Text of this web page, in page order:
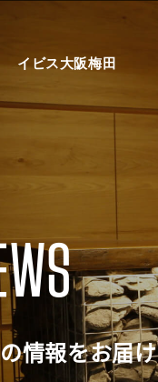
イビス大阪梅田
情報をお届け